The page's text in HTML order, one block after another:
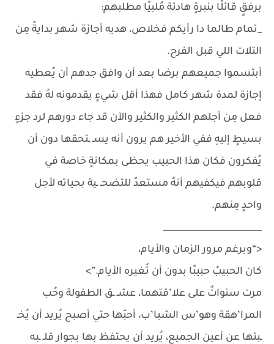
برفقٍ قائلًا بنبرةٍ هادئة مُلبيًا مطلبهم:
_تمام طالما دا رأيكم فخلاص، هديه أجازة شهر بدايةً مِن
التلات اللي قبل الفرح.
أبتسموا جميعهم برضا بعد أن وافق جدهم أن يُعطيه
إجازة لمدة شهر كامل فهذا أقل شيءٍ يقدمونه لهُ فقد
فعل مِن أجلهم الكثير والكثير والآن قد جاء دورهم لرد جزءٍ
بسيطٍ إليهِ ففي الأخير هم يرون أنه يسـ ـتحقها دون أن
يُفكرون فكان هذا الحبيب يحظى بمكانةٍ خاصة في
قلوبهم فيكفيهم أنهُ مستعدٌ للتضحـ ـية بحياته لأجل
واحدٍ مِنهم.
_______________________
<“وبرغم مرور الزمان والأيام،
كان الحبيبُ حبيبًا بدون أن تُغيره الأيام.”>
مرت سنواتٌ على علا’قتهما، عشـ ـق الطفولة وحُب
المرا’هقة وهو’س الشبا’ب، أحبّها حتي أصبح يُريد أن يُخـ
ـبئها عن أعين الجميع، يُريد أن يحتفظ بها بجوار قلـ ـبه